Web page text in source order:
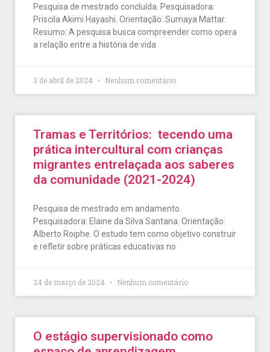
Pesquisa de mestrado concluída. Pesquisadora:
Priscila Akimi Hayashi. Orientação: Sumaya Mattar.
Resumo: A pesquisa busca compreender como opera
a relação entre a história de vida
3 de abril de 2024 Nenhum comentário
Tramas e Territórios: tecendo uma
prática intercultural com crianças
migrantes entrelaçada aos saberes
da comunidade (2021-2024)
Pesquisa de mestrado em andamento.
Pesquisadora: Elaine da Silva Santana. Orientação:
Alberto Roiphe. O estudo tem como objetivo construir
e refletir sobre práticas educativas no
24 de março de 2024 Nenhum comentário
O estágio supervisionado como